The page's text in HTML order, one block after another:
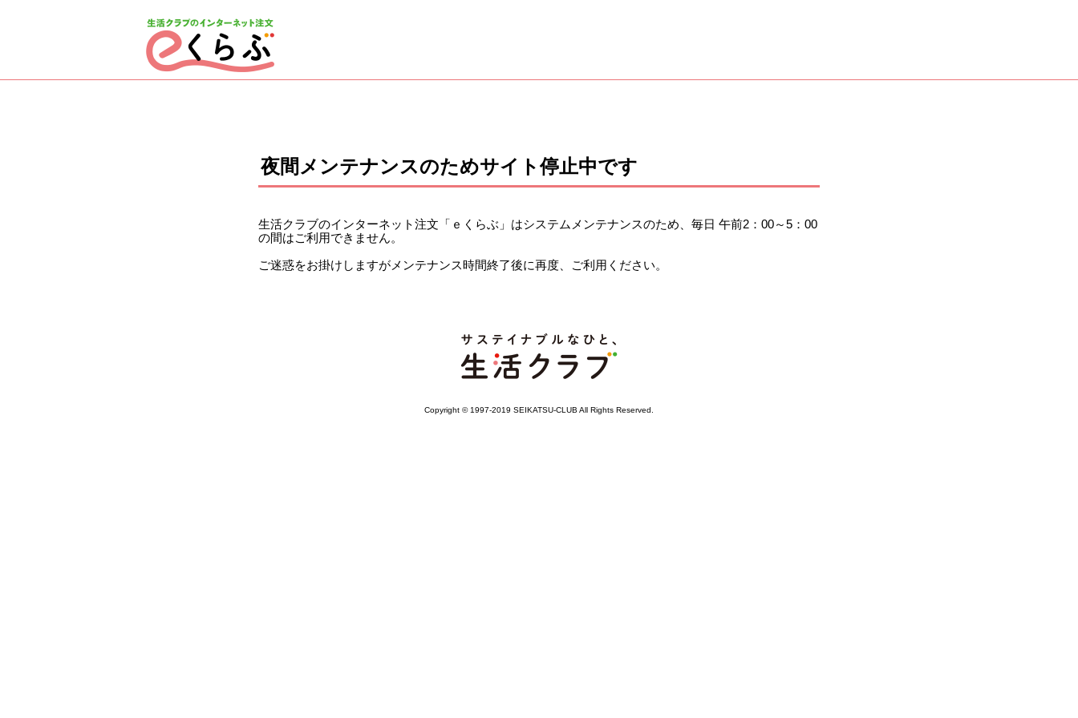
夜間メンテナンスのためサイト停止中です
生活クラブのインターネット注文「ｅくらぶ」はシステムメンテナンスのため、毎日 午前2：00～5：00
の間はご利用できません。
ご迷惑をお掛けしますがメンテナンス時間終了後に再度、ご利用ください。
Copyright © 1997-2019 SEIKATSU-CLUB All Rights Reserved.